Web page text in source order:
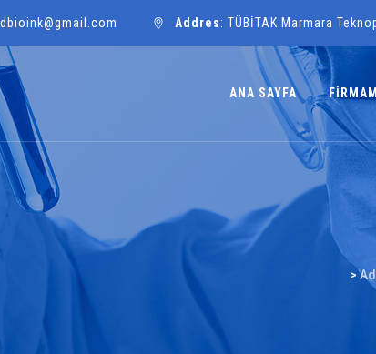
Addres: TÜBİTAK Marmara
ANA SAYFA
>